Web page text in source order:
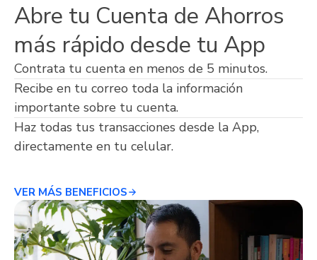
Abre tu Cuenta de Ahorros
más rápido desde tu App
Contrata tu cuenta en menos de 5 minutos.
Recibe en tu correo toda la información
importante sobre tu cuenta.
Haz todas tus transacciones desde la App,
directamente en tu celular.
VER MÁS BENEFICIOS